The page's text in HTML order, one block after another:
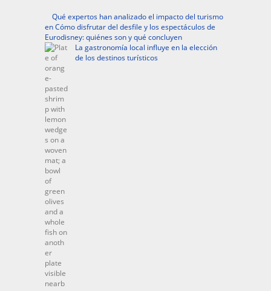
Qué expertos han analizado el impacto del turismo
en Cómo disfrutar del desfile y los espectáculos de
Eurodisney: quiénes son y qué concluyen
La gastronomía local influye en la elección
de los destinos turísticos